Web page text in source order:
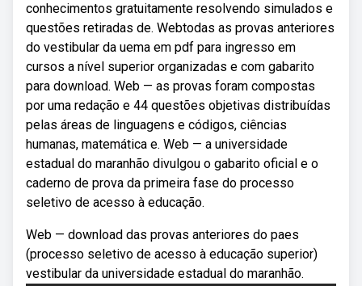
conhecimentos gratuitamente resolvendo simulados e
questões retiradas de. Webtodas as provas anteriores
do vestibular da uema em pdf para ingresso em
cursos a nível superior organizadas e com gabarito
para download. Web — as provas foram compostas
por uma redação e 44 questões objetivas distribuídas
pelas áreas de linguagens e códigos, ciências
humanas, matemática e. Web — a universidade
estadual do maranhão divulgou o gabarito oficial e o
caderno de prova da primeira fase do processo
seletivo de acesso à educação.
Web — download das provas anteriores do paes
(processo seletivo de acesso à educação superior)
vestibular da universidade estadual do maranhão.